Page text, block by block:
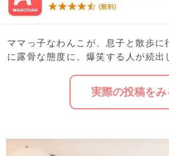
ママっ子なわんこが、息子と散歩
に露骨な態度に、爆笑する人が続出
実際の投稿をみ